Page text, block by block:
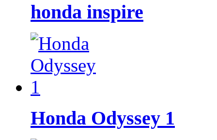
honda inspire
Honda Odyssey 1